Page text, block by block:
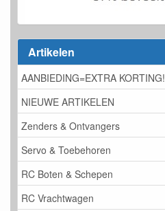
Artikelen
AANBIEDING=EXTRA KORTING!
NIEUWE ARTIKELEN
Zenders & Ontvangers
Servo & Toebehoren
RC Boten & Schepen
RC Vrachtwagen